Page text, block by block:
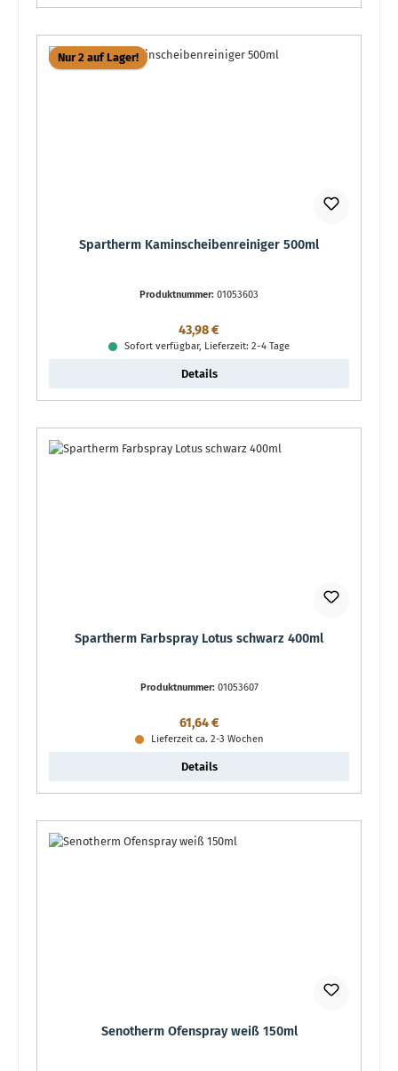
Nur 2 auf Lager!
Spartherm Kaminscheibenreiniger 500ml
Produktnummer: 01053603
Regulärer Preis:
43,98 €
Sofort verfügbar, Lieferzeit: 2-4 Tage
Details
Spartherm Farbspray Lotus schwarz 400ml
Produktnummer: 01053607
Regulärer Preis:
61,64 €
Lieferzeit ca. 2-3 Wochen
Details
Senotherm Ofenspray weiß 150ml